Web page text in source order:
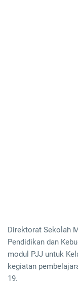
Direktorat Sekolah
Pendidikan dan
modul PJJ untuk
kegiatan
19.